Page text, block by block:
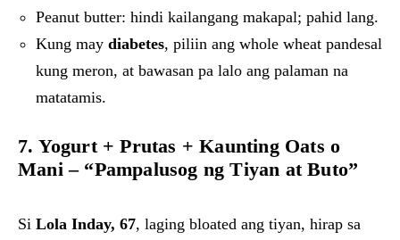
Peanut butter: hindi kailangang makapal; pahid lang.
Kung may diabetes, piliin ang whole wheat pandesal
kung meron, at bawasan pa lalo ang palaman na
matatamis.
7. Yogurt + Prutas + Kaunting Oats o
Mani – “Pampalusog ng Tiyan at Buto”
Si Lola Inday, 67, laging bloated ang tiyan, hirap sa